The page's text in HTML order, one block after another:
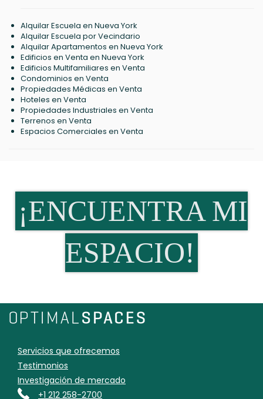
Alquilar Escuela en Nueva York
Alquilar Escuela por Vecindario
Alquilar Apartamentos en Nueva York
Edificios en Venta en Nueva York
Edificios Multifamiliares en Venta
Condominios en Venta
Propiedades Médicas en Venta
Hoteles en Venta
Propiedades Industriales en Venta
Terrenos en Venta
Espacios Comerciales en Venta
¡ENCUENTRA MI
ESPACIO!
Servicios que ofrecemos
Testimonios
Investigación de mercado
+1 212 258-2700